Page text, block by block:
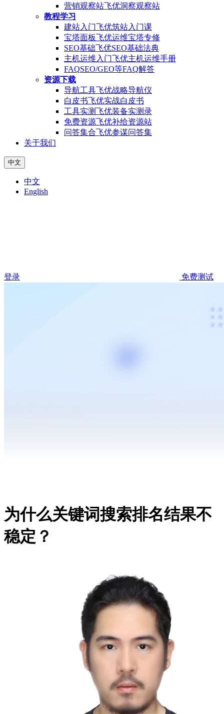
营销观察站飞优洞察观察站
教程学习
建站入门飞优筑站入门课
宝塔面板飞优运维宝塔专修
SEO基础飞优SEO基础法典
主机运维入门飞优主机运维手册
FAQSEO/GEO等FAQ解答
资源下载
导航工具飞优战略导航仪
白皮书飞优实战白皮书
工具实测飞优装备实测录
免费资源飞优补给资源站
问答集合飞优参谋问答集
关于我们
中文
中文
English
登录 免费测试
为什么关键词搜索排名结果不
稳定？